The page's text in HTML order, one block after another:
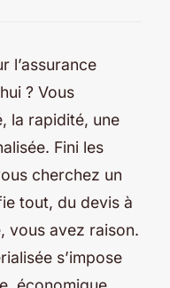
l’assurance
? Vous
la rapidité, une
Fini les
cherchez un
tout, du devis à
vous avez raison.
s’impose